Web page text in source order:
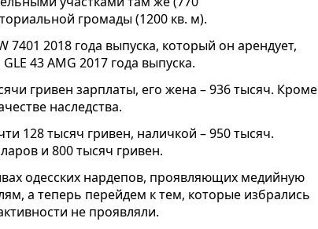
громады (1200 кв. м).
2018 года выпуска, который он арендует,
43 AMG 2017 года выпуска.
гривен зарплаты, его жена – 936 тысяч. Кроме
наследства.
128 тысяч гривен, наличкой – 950 тысяч.
и 800 тысяч гривен.
одесских нардепов, проявляющих медийную
а теперь перейдем к тем, которые избрались
не проявляли.